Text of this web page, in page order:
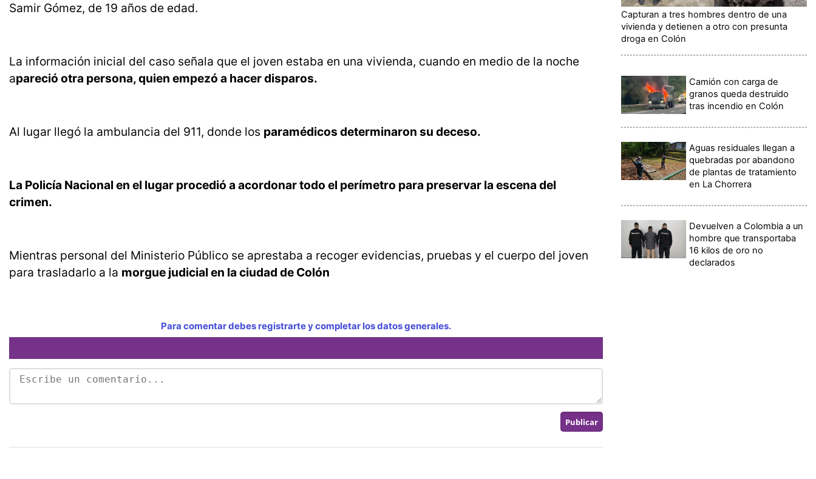
Samir Gómez, de 19 años de edad.
La información inicial del caso señala que el joven estaba en una vivienda, cuando en medio de la noche
apareció otra persona, quien empezó a hacer disparos.
Al lugar llegó la ambulancia del 911, donde los paramédicos determinaron su deceso.
La Policía Nacional en el lugar procedió a acordonar todo el perímetro para preservar la escena del
crimen.
Mientras personal del Ministerio Público se aprestaba a recoger evidencias, pruebas y el cuerpo del joven
para trasladarlo a la morgue judicial en la ciudad de Colón
Para comentar debes registrarte y completar los datos generales.
Capturan a tres hombres dentro de una
vivienda y detienen a otro con presunta
droga en Colón
Camión con carga de
granos queda destruido
tras incendio en Colón
Aguas residuales llegan a
quebradas por abandono
de plantas de tratamiento
en La Chorrera
Devuelven a Colombia a un
hombre que transportaba
16 kilos de oro no
declarados